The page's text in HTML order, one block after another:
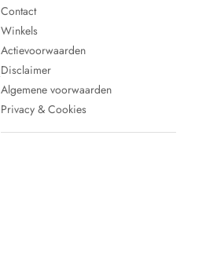
Contact
Winkels
Actievoorwaarden
Disclaimer
Algemene voorwaarden
Privacy & Cookies